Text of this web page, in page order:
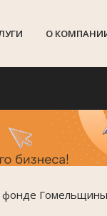
О
фонде Гомельщины